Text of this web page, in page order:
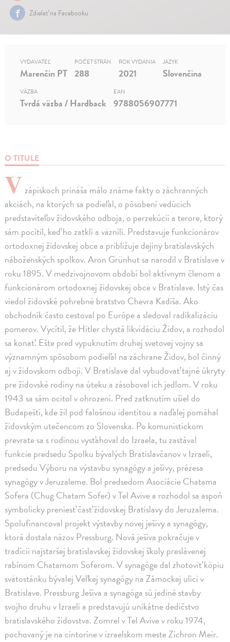
Zdielať na Facebooku
O TITULE
Vzápiskoch prináša málo známe fakty o záchranných
akciách, na ktorých sa podieľal, o pôsobení vedúcich
predstaviteľov židovského odboja, o perzekúcii a terore, ktorý
sám pocítil, keď ho zatkli a väznili. Predstavuje funkcionárov
ortodoxnej židovskej obce a približuje dejiny bratislavských
náboženských spolkov. Aron Grünhut sa narodil v Bratislave v
roku 1895. V medzivojnovom období bol aktívnym členom a
funkcionárom ortodoxnej židovskej obce v Bratislave. Istý čas
viedol židovské pohrebné bratstvo Chevra Kadiša. Ako
obchodník často cestoval po Európe a sledoval radikalizáciu
pomerov. Vycítil, že Hitler chystá likvidáciu Židov, a rozhodol
sa konať. Ešte pred vypuknutím druhej svetovej vojny sa
významným spôsobom podieľal na záchrane Židov, bol činný
aj v židovskom odboji. V Bratislave dal vybudovať tajné úkryty
pre židovské rodiny na úteku a zásoboval ich jedlom. V roku
1943 sa sám ocitol v ohrození. Pred zatknutím ušiel do
Budapešti, kde žil pod falošnou identitou a naďalej pomáhal
židovským utečencom zo Slovenska. Po komunistickom
prevrate sa s rodinou vysťahoval do Izraela, tu zastával
funkcie predsedu Spolku bývalých Bratislavčanov v Izraeli,
predsedu Výboru na výstavbu synagógy a ješivy, prézesa
synagógy v Jeruzaleme. Bol predsedom Asociácie Chatama
Sofera (Chug Chatam Sofer) v Tel Avive a rozhodol sa aspoň
symbolicky preniesť časť židovskej Bratislavy do Jeruzalema.
Spolufinancoval projekt výstavby novej ješivy a synagógy,
ktorá dostala názov Pressburg. Nová ješiva pokračuje v
tradícii najstaršej bratislavskej židovskej školy preslávenej
rabínom Chatamom Soferom. V synagóge dal zhotoviť kópiu
svätostánku bývalej Veľkej synagógy na Zámockej ulici v
Bratislave. Pressburg Ješiva a synagóga sú jediné stavby
svojho druhu v Izraeli a predstavujú unikátne dedičstvo
bratislavského židovstva. Zomrel v Tel Avive v roku 1974,
pochovaný je na cintoríne v izraelskom meste Zichron Meir.
VYDAVATEĽ
Marenčin PT
POČET STRÁN
288
ROK VYDANIA
2021
JAZYK
Slovenčina
VÄZBA
Tvrdá väzba / Hardback
EAN
9788056907771